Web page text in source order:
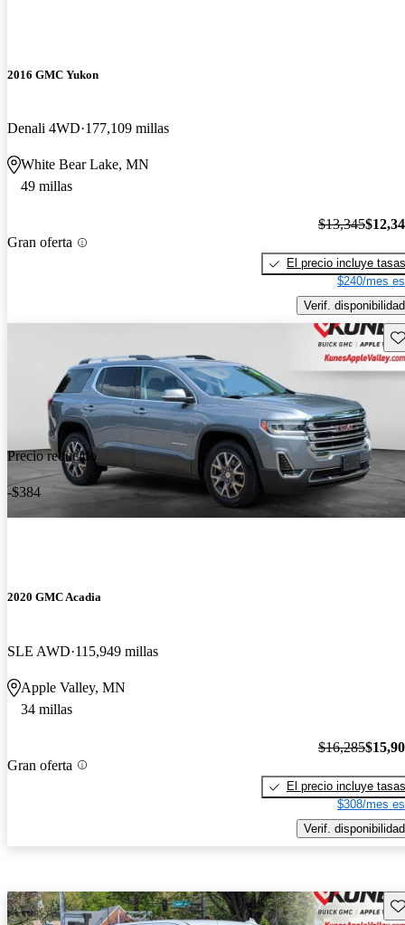
2016 GMC Yukon
Denali 4WD 177,109 millas
White Bear Lake, MN
49 millas
Gran oferta
$13,345
El precio incluye tasas
$240/mes
Verif. disponibilidad
Precio reducido
-$384
2020 GMC Acadia
SLE AWD 115,949 millas
Apple Valley, MN
34 millas
Gran oferta
$16,285
El precio incluye tasas
$308/mes
Verif. disponibilidad